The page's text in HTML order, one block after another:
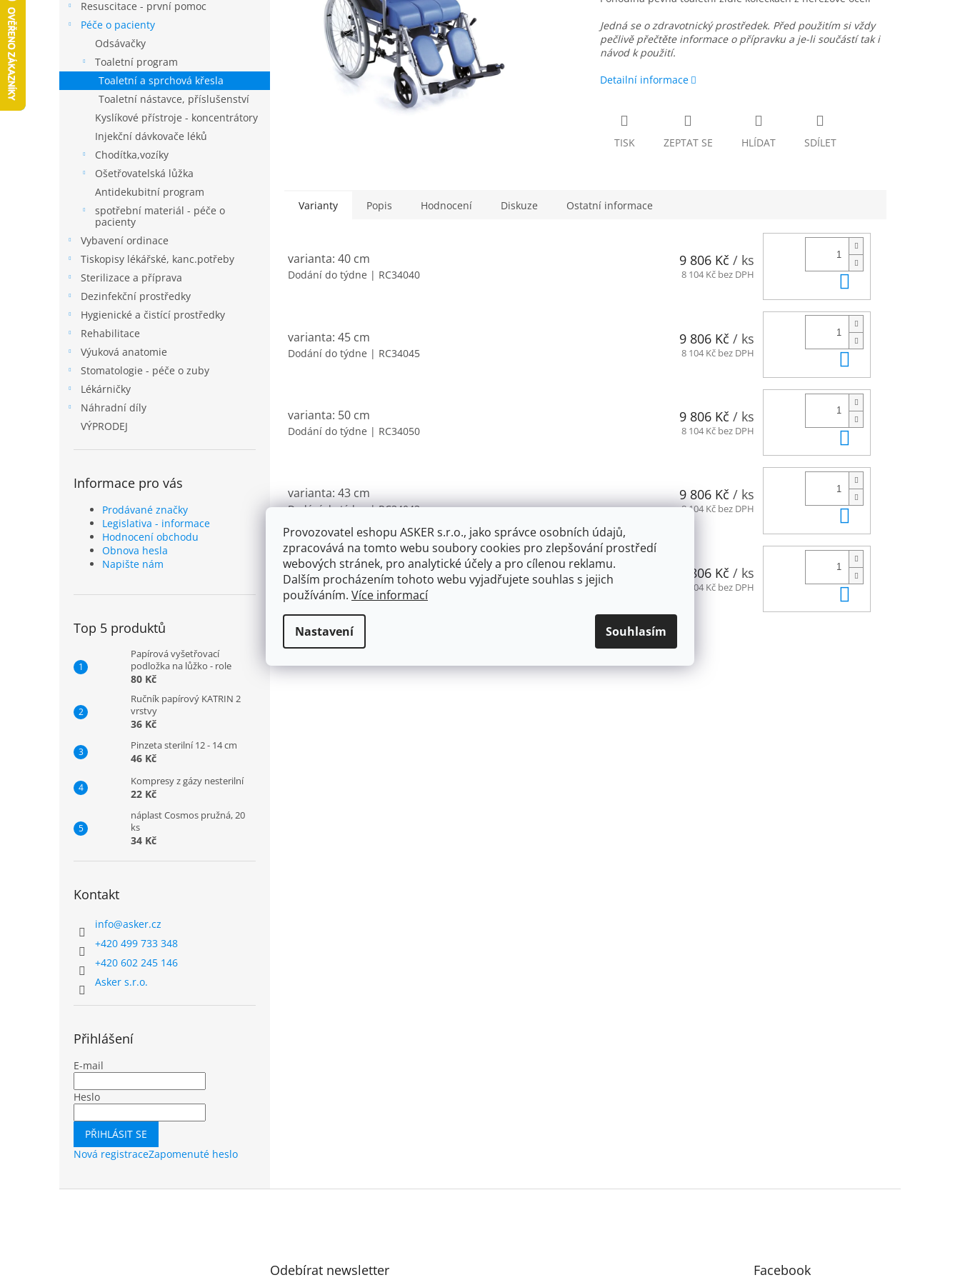
Provozovatel eshopu ASKER s.r.o., jako správce osobních údajů,
zpracovává na tomto webu soubory cookies pro zlepšování prostředí
webových stránek, pro analytické účely a pro cílenou reklamu.
Dalším procházením tohoto webu vyjadřujete souhlas s jejich
používáním. Více informací
Nastavení Souhlasím
Resuscitace - první pomoc
Péče o pacienty
Odsávačky
Toaletní program
Toaletní a sprchová křesla
Toaletní nástavce, příslušenství
Kyslíkové přístroje - koncentrátory
Injekční dávkovače léků
Chodítka,vozíky
Ošetřovatelská lůžka
Antidekubitní program
spotřební materiál - péče o
pacienty
Vybavení ordinace
Tiskopisy lékářské, kanc.potřeby
Sterilizace a příprava
Dezinfekční prostředky
Hygienické a čistící prostředky
Rehabilitace
Výuková anatomie
Stomatologie - péče o zuby
Lékárničky
Náhradní díly
VÝPRODEJ
Informace pro vás
Prodávané značky
Legislativa - informace
Hodnocení obchodu
Obnova hesla
Napište nám
Top 5 produktů
Papírová vyšetřovací
podložka na lůžko - role
80 Kč
Ručník papírový KATRIN 2
vrstvy
36 Kč
Pinzeta sterilní 12 - 14 cm
46 Kč
Kompresy z gázy nesterilní
22 Kč
náplast Cosmos pružná, 20
ks
34 Kč
Kontakt
info@asker.cz
+420 499 733 348
+420 602 245 146
Asker s.r.o.
Přihlášení
E-mail
Heslo
PŘIHLÁSIT SE
Nová registraceZapomenuté heslo
Jedná se o zdravotnický prostředek. Před použitím si vždy
pečlivě přečtěte informace o přípravku a je-li součástí tak i
návod k použití.
Detailní informace
TISK ZEPTAT SE HLÍDAT SDÍLET
Varianty Popis Hodnocení Diskuze Ostatní informace
varianta: 40 cm
Dodání do týdne | RC34040
9 806 Kč / ks
8 104 Kč bez DPH Do košíku
varianta: 45 cm
Dodání do týdne | RC34045
9 806 Kč / ks
8 104 Kč bez DPH
varianta: 50 cm
Dodání do týdne | RC34050
9 806 Kč / ks
8 104 Kč bez DPH Do košíku
varianta: 43 cm
Dodání do týdne| RC34043
9 806 Kč / ks
8 104 Kč bez DPH
varianta: 48 cm
Dodání do týdne| RC34048
9 806 Kč / ks
8 104 Kč bez DPH Do košíku
Odebírat newsletter Facebook